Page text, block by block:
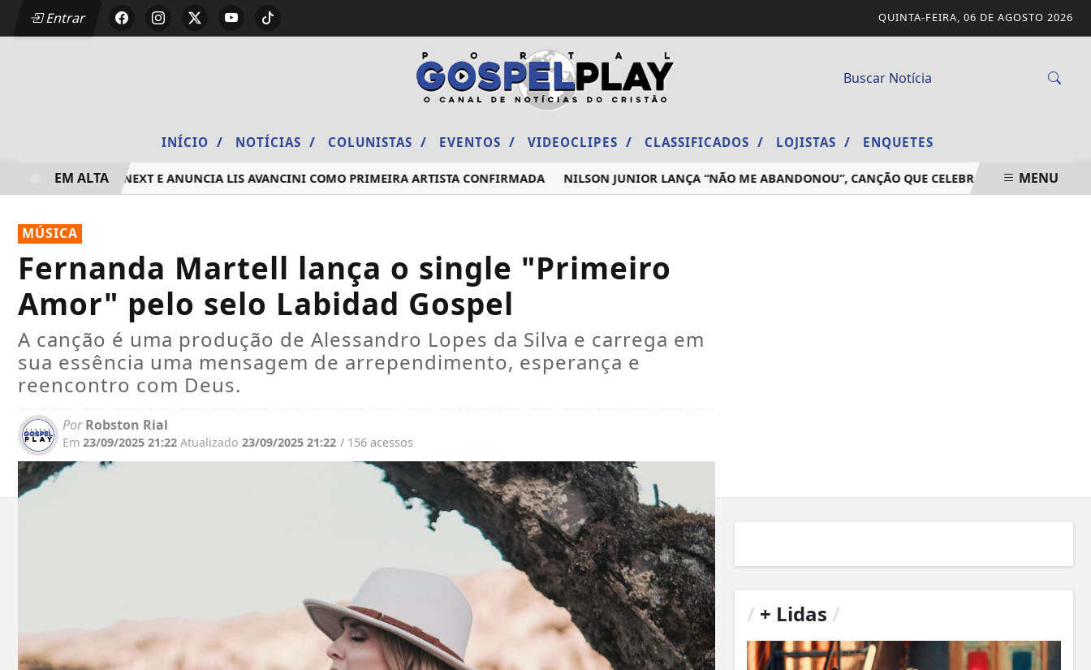
Entrar QUINTA-FEIRA, 06 DE AGOSTO 2026
INÍCIO / NOTÍCIAS / COLUNISTAS / EVENTOS / VIDEOCLIPES / CLASSIFICADOS / LOJISTAS / ENQUETES
2026 DO DEEZER NEXT E ANUNCIA LIS AVANCINI COMO PRIMEIRA ARTISTA CONFIRMADA NILSON JUNIOR LANÇA “NÃO ME ABANDONOU”, CANÇÃO QUE CELEBRA A FIDELIDADE DE
EM ALTA MENU
MÚSICA
Fernanda Martell lança o single "Primeiro
Amor" pelo selo Labidad Gospel
A canção é uma produção de Alessandro Lopes da Silva e carrega em
sua essência uma mensagem de arrependimento, esperança e
reencontro com Deus.
PorRobston Rial
Em 23/09/2025 21:22 Atualizado 23/09/2025 21:22 / 156 acessos
/ + Lidas /